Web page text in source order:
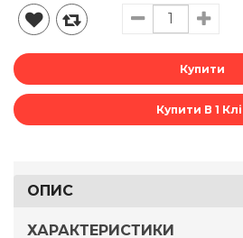
Купити В 1
ОПИС
ХАРАКТЕРИСТИКИ